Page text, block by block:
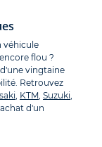
véhicule
flou ?
vingtaine
Retrouvez
KTM Suzuki
d'un